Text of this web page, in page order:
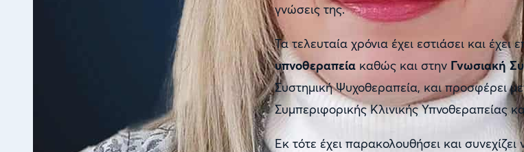
γνώσεις της.
Τα τελευταία χρόνια έχει εστιάσει και έχει
υπνοθεραπείακαθώς και στην Γνωσιακή
Συστημική Ψυχοθεραπεία, και προσφέρει
Συμπεριφορικής Κλινικής Υπνοθεραπείας
Εκ τότε έχει παρακολουθήσει και